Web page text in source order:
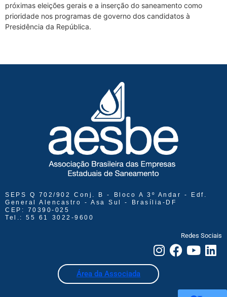
próximas eleições gerais e a inserção do saneamento como
prioridade nos programas de governo dos candidatos à
Presidência da República.
SEPS Q 702/902 Conj. B - Bloco A 3º Andar - Edf.
General Alencastro - Asa Sul - Brasília-DF
CEP: 70390-025
Tel.: 55 61 3022-9600
Redes Sociais
Área da Associada